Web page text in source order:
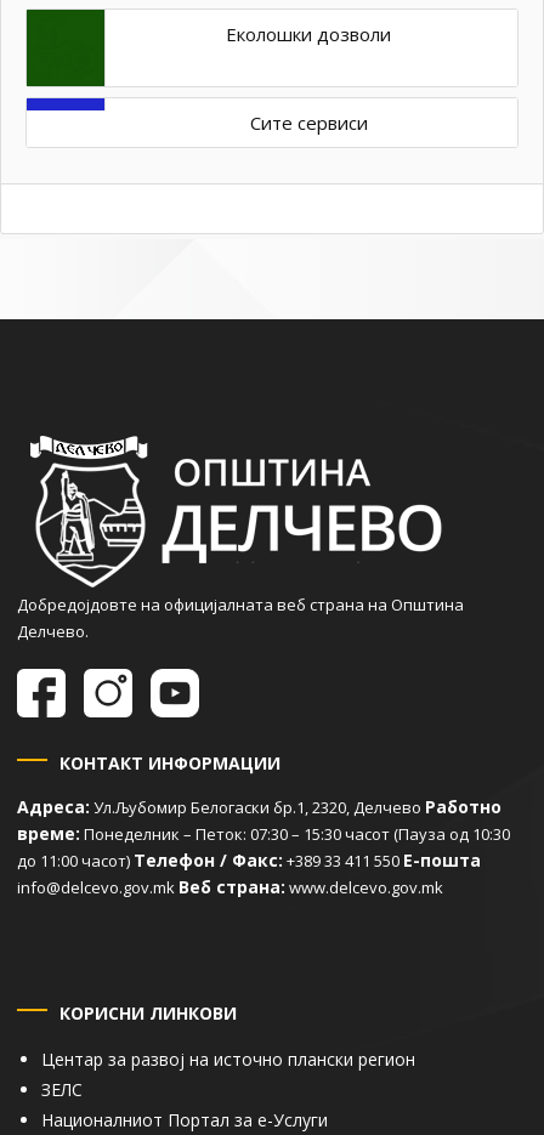
Еколошки дозволи
Сите сервиси
Добредојдовте на официјалната веб страна на Општина
Делчево.
КОНТАКТ ИНФОРМАЦИИ
Адреса: Ул.Љубомир Белогаски бр.1, 2320, Делчево Работно
време: Понеделник – Петок: 07:30 – 15:30 часот (Пауза од 10:30
до 11:00 часот) Телефон / Факс: +389 33 411 550 Е-пошта
info@delcevo.gov.mk Веб страна: www.delcevo.gov.mk
КОРИСНИ ЛИНКОВИ
Центар за развој на источно плански регион
ЗЕЛС
Националниот Портал за е-Услуги